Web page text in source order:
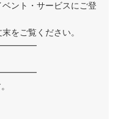
ント・サービスにご登
をご覧ください。